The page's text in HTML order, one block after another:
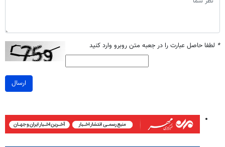
* لطفا حاصل عبارت را در جعبه متن روبرو وارد کنید
ارسال